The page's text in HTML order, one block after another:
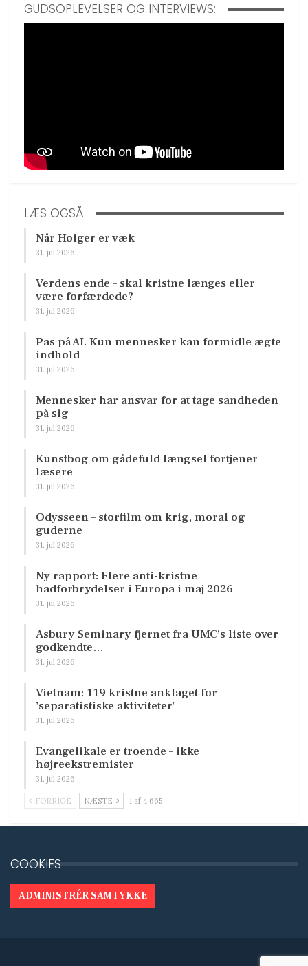
GUDSOPLEVELSER OG INTERVIEWS:
LÆS OGSÅ
Når Holger er væk
31. jul 2026
Verdens ende – skal kristne længes eller
være forfærdede?
31. jul 2026
Pas på AI. Kun mennesker kan formidle ægte
indhold
31. jul 2026
Mennesker har ansvar for at tage sandheden
på sig
31. jul 2026
Kunstbog om gådefuld længsel fortjener
læsere
31. jul 2026
Odysseen – storfilm om krig, moral og
guderne
31. jul 2026
Ny rapport: Flere anti-kristne
hadforbrydelser i Europa i maj 2026
31. jul 2026
Asbury Seminary fjernet fra UMC’s liste over
godkendte…
31. jul 2026
Vietnam: 119 kristne anklaget for
’separatistiske aktiviteter’
31. jul 2026
Evangelikale er troende – ikke
højreekstremister
31. jul 2026
FORRIGE NÆSTE 1 af 4.665
COOKIES
ADMINISTRÉR SAMTYKKE